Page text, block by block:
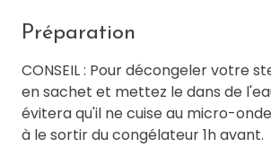
Préparation
CONSEIL : Pour décongeler votre
en sachet et mettez le dans de
évitera qu'il ne cuise au micro-
à le sortir du congélateur 1h avant.